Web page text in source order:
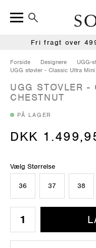
Fri fragt over
Forside Designere
UGG-
UGG støvler - Classic Ultra Mini
UGG STØVLER -
CHESTNUT
PÅ LAGER
DKK
Vælg Størrelse
36 37 38